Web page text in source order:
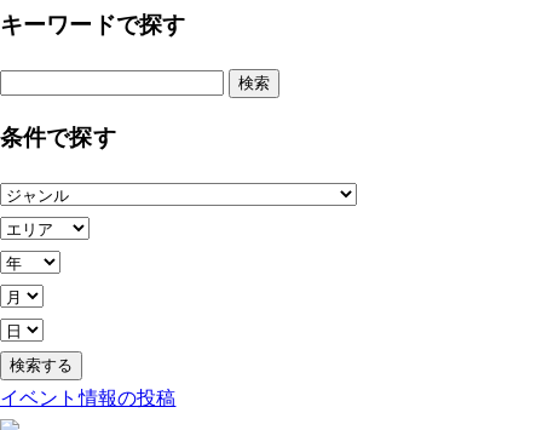
キーワードで探す
条件で探す
イベント情報の投稿